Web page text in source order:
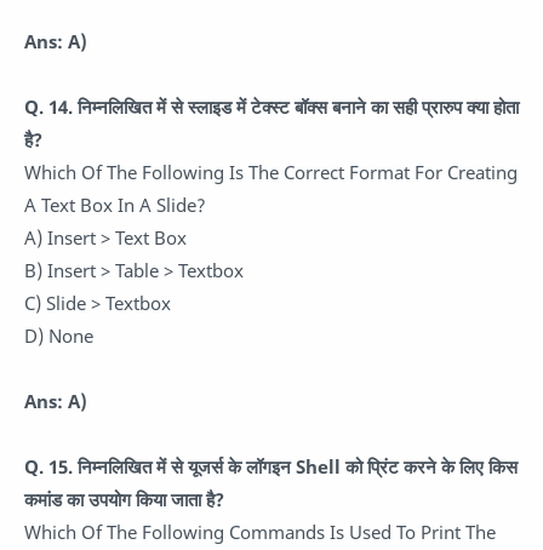
Ans: A)
Q. 14.निम्नलिखित में से स्लाइड में टेक्स्ट बॉक्स बनाने का सही प्रारुप क्या होता
है?
Which Of The Following Is The Correct Format For Creating
A Text Box In A Slide?
A) Insert > Text Box
B) Insert > Table > Textbox
C) Slide > Textbox
D) None
Ans: A)
Q. 15.निम्नलिखित में से यूजर्स के लॉगइन Shell को प्रिंट करने के लिए किस
कमांड का उपयोग किया जाता है?
Which Of The Following Commands Is Used To Print The